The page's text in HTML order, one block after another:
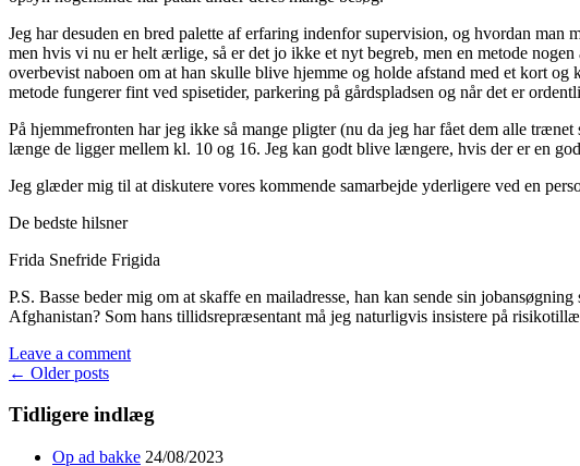
Jeg har desuden en bred palette af erfaring indenfor supervision, og hvordan
men hvis vi nu er helt ærlige, så er det jo ikke et nyt begreb, men en metode
overbevist naboen om at han skulle blive hjemme og holde afstand med et kort
metode fungerer fint ved spisetider, parkering på gårdspladsen og når det er
På hjemmefronten har jeg ikke så mange pligter (nu da jeg har fået dem alle
længe de ligger mellem kl. 10 og 16. Jeg kan godt blive længere, hvis der er en
Jeg glæder mig til at diskutere vores kommende samarbejde yderligere ved en
De bedste hilsner
Frida Snefride Frigida
P.S. Basse beder mig om at skaffe en mailadresse, han kan sende sin
Afghanistan? Som hans tillidsrepræsentant må jeg naturligvis insistere på
Leave a comment
Posts
navigation
← Older posts
Tidligere indlæg
Op ad bakke 24/08/2023